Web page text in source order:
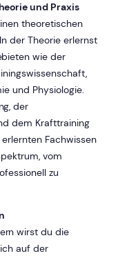
und Praxis
theoretischen
der Theorie erlernst
wie der
und Physiologie.
der
dem Krafttraining
Fachwissen
vom
zu
wirst du die
auf der